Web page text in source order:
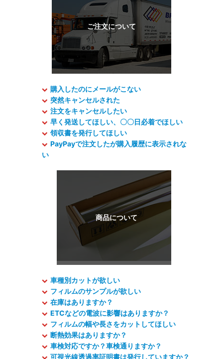
購入したのにメールがこない
突然キャンセルされた
注文をキャンセルしたい
早く発送してほしい、〇〇日必着でほしい
領収書を発行してほしい
PayPayで注文したが購入履歴に表示されな
い
車種別カットが欲しい
フィルムのサンプルが欲しい
在庫はありますか？
ETCなどの電波に影響はありますか？
フィルムの幅や長さをカットしてほしい
断熱効果はありますか？
車検対応ですか？車検通りますか？
可視光線透過率証明書は発行していますか？